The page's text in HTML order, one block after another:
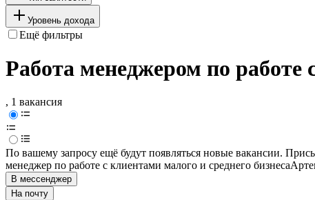
Уровень дохода
Ещё фильтры
Работа менеджером по работе
, 1 вакансия
По вашему запросу ещё будут появляться новые вакансии.
менеджер по работе с клиентами малого и среднего бизнеса
В мессенджер
На почту